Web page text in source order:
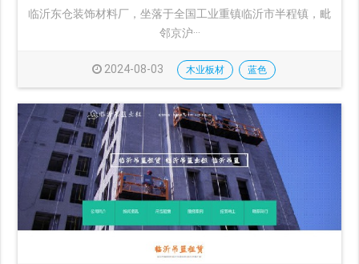
临沂东仓装饰材料厂，坐落于全国工业重镇临沂市半程镇，毗
邻京沪···
2024-08-03 木业板材 蓝色